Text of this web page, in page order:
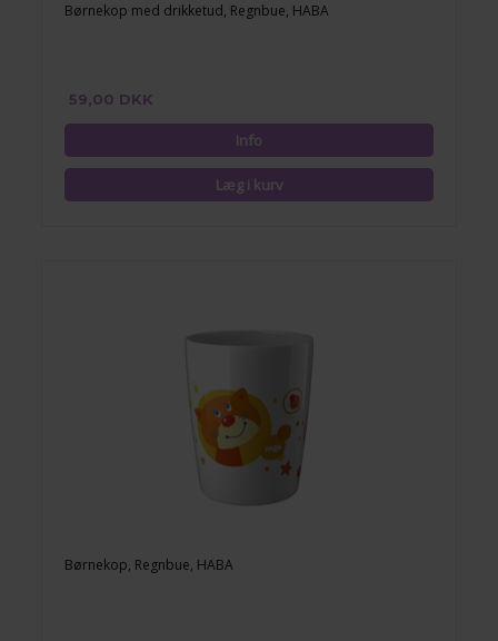
Børnekop med drikketud, Regnbue, HABA
59,00 DKK
Børnekop, Regnbue, HABA